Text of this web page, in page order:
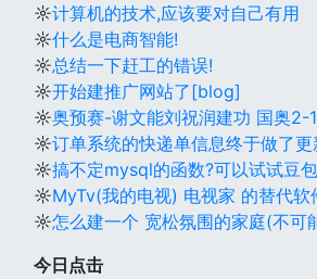
☼计算机的技术,应该要对自己有用
☼什么是电商智能!
☼总结一下赶工的错误!
☼开始建推广网站了[blog]
☼奥预赛-谢文能刘祝润建功 国奥2-
☼订单系统的快递单信息终于做了更
☼搞不定mysql的函数?可以试试豆包
☼MyTv(我的电视) 电视家 的替代软
☼怎么建一个 宽松氛围的家庭(不可
今日点击